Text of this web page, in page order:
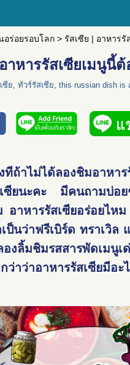
อร่อยรอบโลก> รัสเซีย | อาหารรั
าหารรัสเซียเมนูนี้ต้
ซีย, ทัวร์รัสเซีย, this russian dish is
ทีถ้าไม่ได้ลองชิมอาหาร
ซียนะคะ มีคนถามบ่อย
อาหารรัสเซียอร่อยไห
เป็นว่าฟรีเบิร์ด ทราเวิ
งลิ้มชิมรสสารพัดเมนูเ
ว่าว่าอาหารรัสเซียมีอ